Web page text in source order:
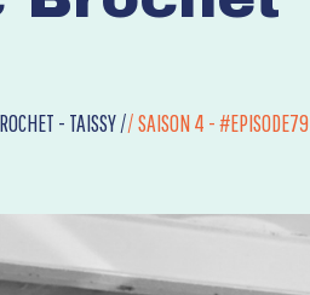
- TAISSY //SAISON 4 - #EPISODE79